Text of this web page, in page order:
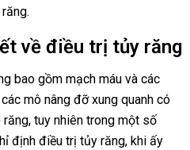
về điều trị tủy răng
bao gồm mạch máu và các
mô nâng đỡ xung quanh có
tuy nhiên trong một số
định điều trị tủy răng, khi ấy